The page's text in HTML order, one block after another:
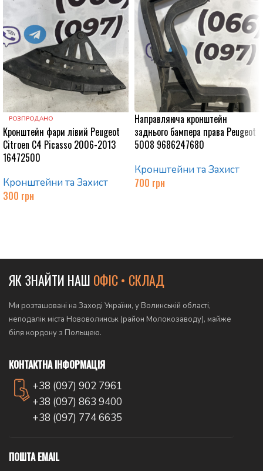
РОЗПРОДАНО
Кронштейн фари лівий Peugeot
Citroen C4 Picasso 2006-2013
16472500
Кронштейни та Захист
300 грн
Направляюча кронштейн
заднього бампера права Peugeot
5008 9686247680
Кронштейни та Захист
700 грн
ЯК ЗНАЙТИ НАШ ОФІС • СКЛАД
Ми розташовані на Заході України, у Волинській області,
неподалік міста Нововолинськ (район Молокозаводу), майже
біля кордону з Польщею.
КОНТАКТНА ІНФОРМАЦІЯ
+38 (097) 902 7961
+38 (097) 863 9400
+38 (097) 774 6635
ПОШТА EMAIL